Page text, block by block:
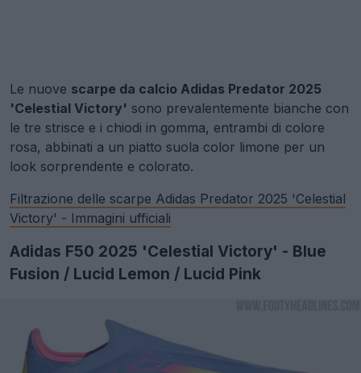
Le nuove scarpe da calcio Adidas Predator 2025
'Celestial Victory' sono prevalentemente bianche con
le tre strisce e i chiodi in gomma, entrambi di colore
rosa, abbinati a un piatto suola color limone per un
look sorprendente e colorato.
Filtrazione delle scarpe Adidas Predator 2025 'Celestial
Victory' - Immagini ufficiali
Adidas F50 2025 'Celestial Victory' - Blue
Fusion / Lucid Lemon / Lucid Pink